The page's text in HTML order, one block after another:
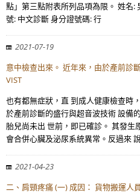
點」第三點附表所列品項為限。 姓名:
號: 中文診斷 身分證號碼: 行
2021-07-19
意中檢查出來。 近年來，由於產前診
VIST
也有都無症狀，直 到成人健康檢查時
於產前診斷的盛行與超音波技術 設備
胎兒尚未出 世前，即已確診。 其發生
會合併心臟及泌尿系統異常。反過來
2021-04-23
二、肩頸疼痛 (一) 成因： 貨物搬運人